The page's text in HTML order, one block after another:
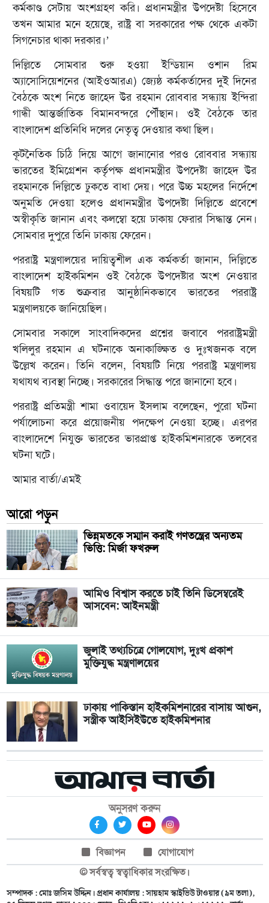
কর্মকাণ্ড সেটায় অংশগ্রহণ করি। প্রধানমন্ত্রীর উপদেষ্টা হিসেবে
তখন আমার মনে হয়েছে, রাষ্ট্র বা সরকারের পক্ষ থেকে একটা
সিগনেচার থাকা দরকার।’
দিল্লিতে সোমবার শুরু হওয়া ইন্ডিয়ান ওশান রিম
অ্যাসোসিয়েশনের (আইওআরএ) জ্যেষ্ঠ কর্মকর্তাদের দুই দিনের
বৈঠকে অংশ নিতে জাহেদ উর রহমান রোববার সন্ধ্যায় ইন্দিরা
গান্ধী আন্তর্জাতিক বিমানবন্দরে পৌঁছান। ওই বৈঠকে তার
বাংলাদেশ প্রতিনিধি দলের নেতৃত্ব দেওয়ার কথা ছিল।
কূটনৈতিক চিঠি দিয়ে আগে জানানোর পরও রোববার সন্ধ্যায়
ভারতের ইমিগ্রেশন কর্তৃপক্ষ প্রধানমন্ত্রীর উপদেষ্টা জাহেদ উর
রহমানকে দিল্লিতে ঢুকতে বাধা দেয়। পরে উচ্চ মহলের নির্দেশে
অনুমতি দেওয়া হলেও প্রধানমন্ত্রীর উপদেষ্টা দিল্লিতে প্রবেশে
অস্বীকৃতি জানান এবং কলম্বো হয়ে ঢাকায় ফেরার সিদ্ধান্ত নেন।
সোমবার দুপু‌রে তিনি ঢাকায় ফেরেন।
পররাষ্ট্র মন্ত্রণালয়ের দায়িত্বশীল এক কর্মকর্তা জানান, দিল্লিতে
বাংলাদেশ হাইকমিশন ওই বৈঠকে উপদেষ্টার অংশ নেওয়ার
বিষয়টি গত শুক্রবার আনুষ্ঠানিকভাবে ভারতের পররাষ্ট্র
মন্ত্রণালয়কে জানিয়েছিল।
সোমবার সকালে সাংবাদিকদের প্রশ্নের জবাবে পররাষ্ট্রমন্ত্রী
খলিলুর রহমান এ ঘটনাকে অনাকাঙ্ক্ষিত ও দুঃখজনক বলে
উল্লেখ করেন। তিনি বলেন, বিষয়টি নিয়ে পররাষ্ট্র মন্ত্রণালয়
যথাযথ ব্যবস্থা নিচ্ছে। সরকারের সিদ্ধান্ত পরে জানানো হবে।
পররাষ্ট্র প্রতিমন্ত্রী শামা ওবায়েদ ইসলাম বলেছেন, পুরো ঘটনা
পর্যালোচনা করে প্রয়োজনীয় পদক্ষেপ নেওয়া হচ্ছে। এরপর
বাংলাদেশে নিযুক্ত ভারতের ভারপ্রাপ্ত হাইকমিশনারকে তলবের
ঘটনা ঘটে।
আমার বার্তা/এমই
আরো পড়ুন
ভিন্নমতকে সম্মান করাই গণতন্ত্রের অন্যতম
ভিত্তি: মির্জা ফখরুল
আমিও বিশ্বাস করতে চাই তিনি ডিসেম্বরেই
আসবেন: আইনমন্ত্রী
জুলাই তথ্যচিত্রে গোলযোগ, দুঃখ প্রকাশ
মুক্তিযুদ্ধ মন্ত্রণালয়ের
ঢাকায় পাকিস্তান হাইকমিশনারের বাসায় আগুন,
সস্ত্রীক আইসিইউতে হাইকমিশনার
অনুসরণ করুন
বিজ্ঞাপন
যোগাযোগ
© সর্বস্বত্ব স্বত্বাধিকার সংরক্ষিত।
সম্পাদক : মোঃ জসিম উদ্দিন। প্রধান কার্যালয় : সায়হাম স্কাইভিউ টাওয়ার (৯ম তলা),